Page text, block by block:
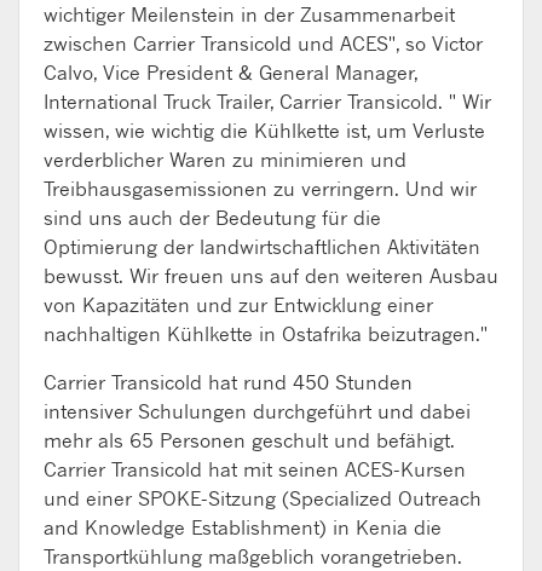
wichtiger Meilenstein in der Zusammenarbeit
zwischen Carrier Transicold und ACES", so Victor
Calvo, Vice President & General Manager,
International Truck Trailer, Carrier Transicold. " Wir
wissen, wie wichtig die Kühlkette ist, um Verluste
verderblicher Waren zu minimieren und
Treibhausgasemissionen zu verringern. Und wir
sind uns auch der Bedeutung für die
Optimierung der landwirtschaftlichen Aktivitäten
bewusst. Wir freuen uns auf den weiteren Ausbau
von Kapazitäten und zur Entwicklung einer
nachhaltigen Kühlkette in Ostafrika beizutragen."
Carrier Transicold hat rund 450 Stunden
intensiver Schulungen durchgeführt und dabei
mehr als 65 Personen geschult und befähigt.
Carrier Transicold hat mit seinen ACES-Kursen
und einer SPOKE-Sitzung (Specialized Outreach
and Knowledge Establishment) in Kenia die
Transportkühlung maßgeblich vorangetrieben.